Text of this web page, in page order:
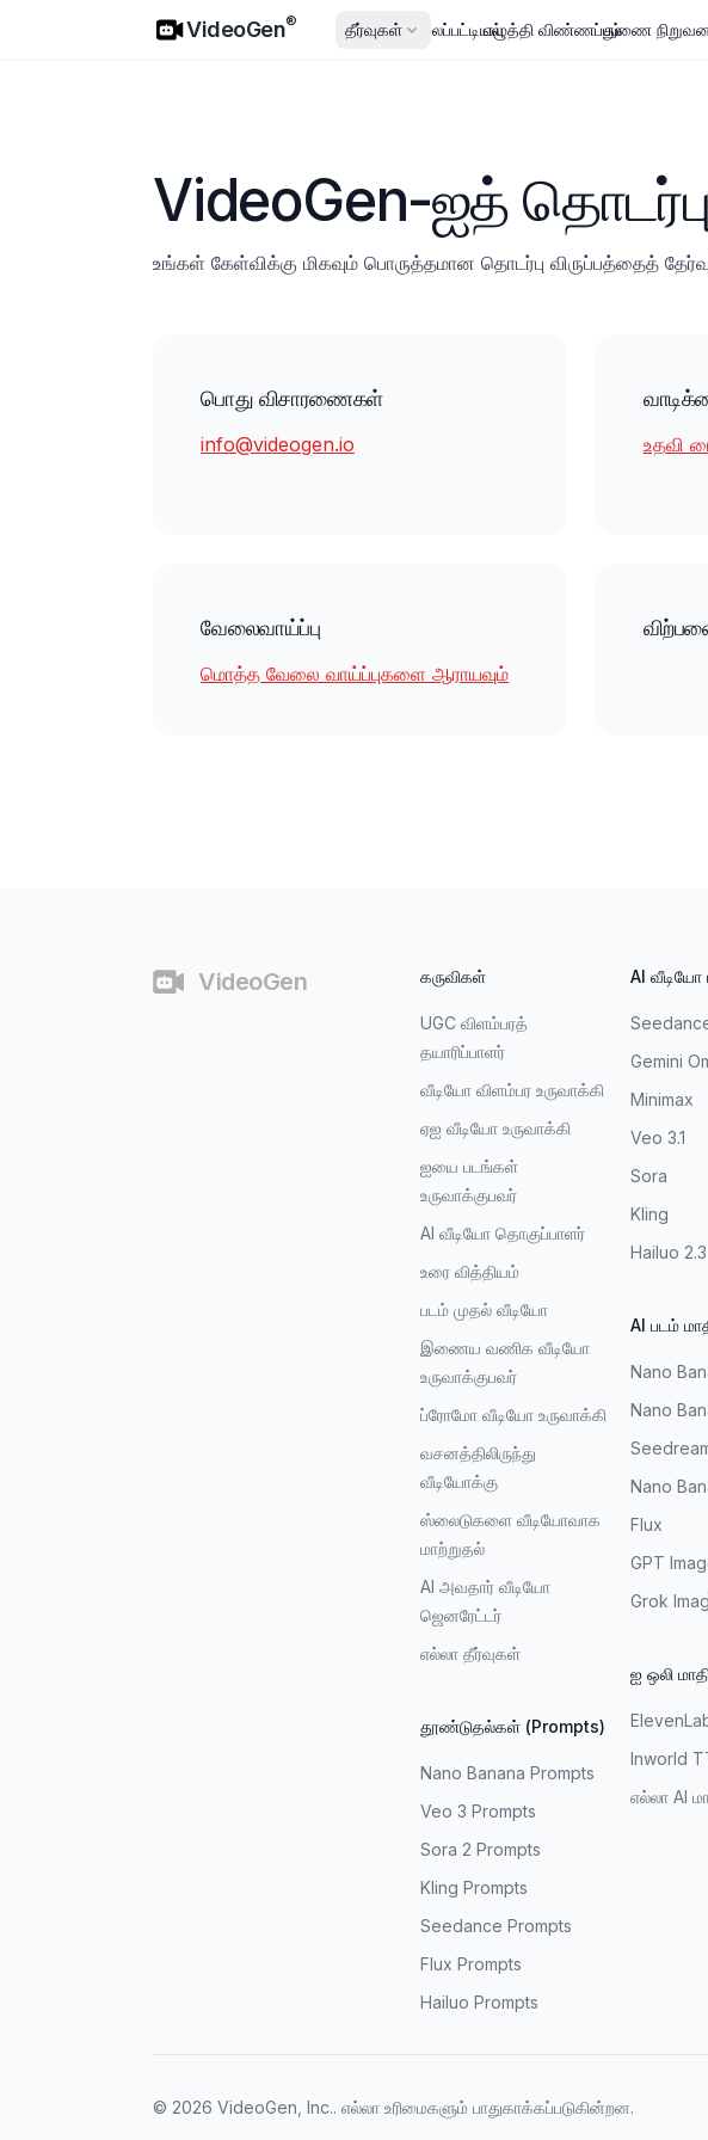
VideoGen
VideoGen® தீர்வுகள்விலைப்பட்டியல்எழுத்தி விண்ணப்பம்துணை
VideoGen-ஐத்
உங்கள் கேள்விக்கு மிகவும் பொருத்தமான தொடர்பு விருப்பத்தைத்
பொது விசாரணைகள்
info@videogen.io உதவி
வேலைவாய்ப்பு
மொத்த வேலை வாய்ப்புகளை ஆராயவும்
VideoGen கருவிகள்
UGC விளம்பரத்
தயாரிப்பாளர்
வீடியோ விளம்பர உருவாக்கி
ஏஐ வீடியோ உருவாக்கி
ஐயை படங்கள்
உருவாக்குபவர்
AI வீடியோ தொகுப்பாளர்
உரை வித்தியம்
படம் முதல் வீடியோ
இணைய வணிக வீடியோ
உருவாக்குபவர்
ப்ரோமோ வீடியோ உருவாக்கி
வசனத்திலிருந்து
வீடியோக்கு
ஸ்லைடுகளை வீடியோவாக
மாற்றுதல்
AI அவதார் வீடியோ
ஜெனரேட்டர்
எல்லா தீர்வுகள்
தூண்டுதல்கள் (Prompts)
Nano Banana Prompts
Veo 3 Prompts
Sora 2 Prompts
Kling Prompts
Seedance Prompts
Flux Prompts
Hailuo Prompts
AI வீடியோ
Gemini
Minimax
Veo 3.1
Sora
Kling
Hailuo 2.3
AI படம்
Nano
Nano
Nano
Flux
GPT
Grok
ஐ ஒலி
Inworld
எல்லா AI
© 2026 VideoGen, Inc.. எல்லா உரிமைகளும் பாதுகாக்கப்படுகின்றன.